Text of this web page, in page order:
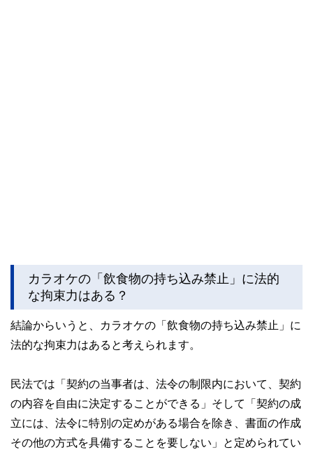
カラオケの「飲食物の持ち込み禁止」に法的
な拘束力はある？
結論からいうと、カラオケの「飲食物の持ち込み禁止」に
法的な拘束力はあると考えられます。
民法では「契約の当事者は、法令の制限内において、契約
の内容を自由に決定することができる」そして「契約の成
立には、法令に特別の定めがある場合を除き、書面の作成
その他の方式を具備することを要しない」と定められてい